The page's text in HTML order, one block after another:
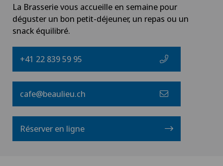
La Brasserie vous accueille en semaine pour
déguster un bon petit-déjeuner, un repas ou un
snack équilibré.
+41 22 839 59 95
cafe@beaulieu.ch
Réserver en ligne